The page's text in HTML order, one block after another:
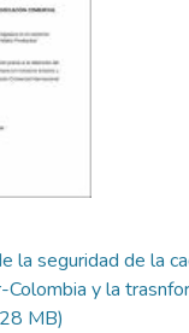
la seguridad de la
Colombia y la
MB)